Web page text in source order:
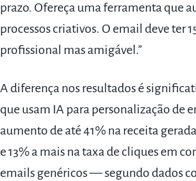
prazo. Ofereça uma ferramenta que
processos criativos. O email deve ter
profissional mas amigável.”
A diferença nos resultados é
que usam IA para personalização de
aumento de até 41% na receita
e 13% a mais na taxa de cliques em
emails genéricos — segundo dados